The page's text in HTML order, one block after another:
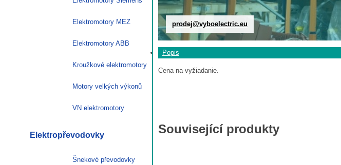
prodej@vyboelectric.eu
Popis
Cena na vyžiadanie.
Související produkty
Elektromotory MEZ
Elektromotory ABB
Kroužkové elektromotory
Motory velkých výkonů
VN elektromotory
Elektropřevodovky
Šnekové převodovky